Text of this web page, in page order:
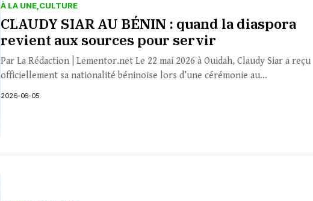
À LA UNE CULTURE
CLAUDY SIAR AU BÉNIN : quand la diaspora
revient aux sources pour servir
Par La Rédaction | Lementor.net Le 22 mai 2026 à Ouidah, Claudy Siar a reçu
officiellement sa nationalité béninoise lors d’une cérémonie au...
2026-06-05